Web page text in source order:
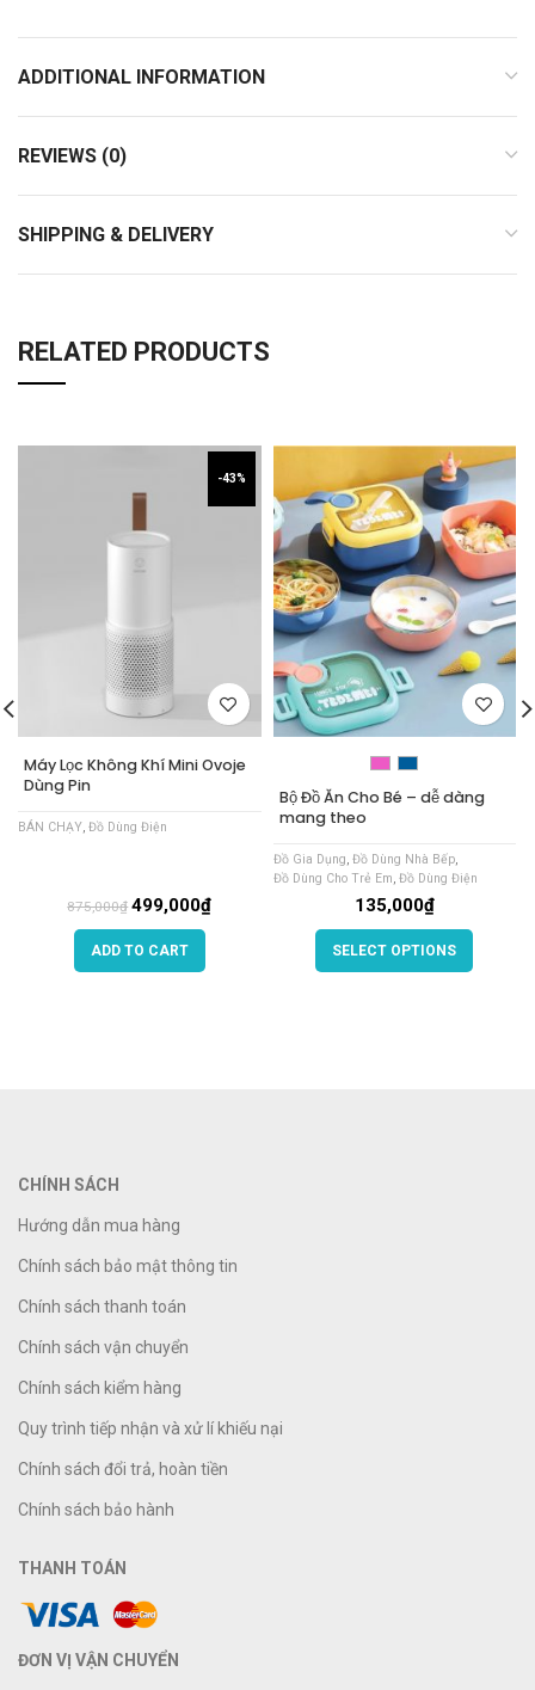
ADDITIONAL INFORMATION
REVIEWS (0)
SHIPPING & DELIVERY
RELATED PRODUCTS
-43%
Máy Lọc Không Khí Mini Ovoje
Dùng Pin
BÁN CHẠY, Đồ Dùng Điện
875,000₫ 499,000₫
ADD TO CART
Bộ Đồ Ăn Cho Bé – dễ dàng
mang theo
Đồ Gia Dụng, Đồ Dùng Nhà Bếp,
Đồ Dùng Cho Trẻ Em, Đồ Dùng Điện
135,000₫
SELECT OPTIONS
CHÍNH SÁCH
Hướng dẫn mua hàng
Chính sách bảo mật thông tin
Chính sách thanh toán
Chính sách vận chuyển
Chính sách kiểm hàng
Quy trình tiếp nhận và xử lí khiếu nại
Chính sách đổi trả, hoàn tiền
Chính sách bảo hành
THANH TOÁN
ĐƠN VỊ VẬN CHUYỂN